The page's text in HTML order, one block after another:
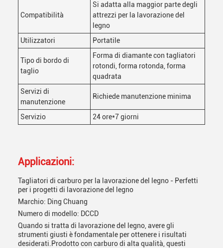
Compatibilità
Si adatta alla maggior parte degli
attrezzi per la lavorazione del
legno
Utilizzatori
Portatile
Tipo di bordo di
taglio
Forma di diamante con tagliatori
rotondi, forma rotonda, forma
quadrata
Servizi di
manutenzione
Richiede manutenzione minima
Servizio 24 ore*7 giorni
Applicazioni:
Tagliatori di carburo per la lavorazione del legno - Perfetti
per i progetti di lavorazione del legno
Marchio: Ding Chuang
Numero di modello: DCCD
Quando si tratta di lavorazione del legno, avere gli
strumenti giusti è fondamentale per ottenere i risultati
desiderati.Prodotto con carburo di alta qualità, questi